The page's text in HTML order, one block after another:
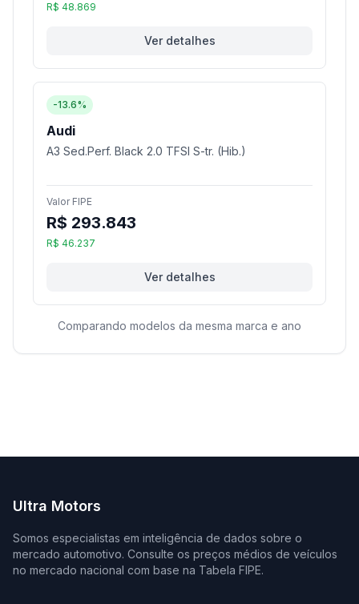
R$ 48.869
Ver detalhes
-13.6%
Audi
A3 Sed.Perf. Black 2.0 TFSI S-tr. (Hib.)
Valor FIPE
R$ 293.843
R$ 46.237
Ver detalhes
Comparando modelos da mesma marca e ano
Ultra Motors
Somos especialistas em inteligência de dados sobre o
mercado automotivo. Consulte os preços médios de veículos
no mercado nacional com base na Tabela FIPE.